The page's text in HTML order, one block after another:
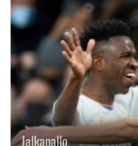
Jalkapallo